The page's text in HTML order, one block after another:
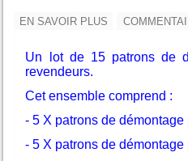
EN SAVOIR PLUS
Un lot de 15 patrons de
revendeurs.
Cet ensemble comprend :
- 5 X patrons de
- 5 X patrons de